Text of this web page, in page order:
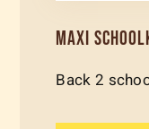
MAXI
Back 2